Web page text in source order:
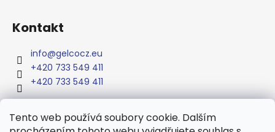
Tento web používá soubory cookie. Dalším
Kontakt
info@gelcocz.eu
+420 733 549 411
+420 733 549 411